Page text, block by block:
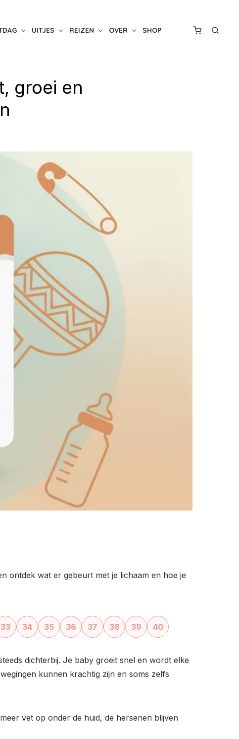
UITJES REIZEN OVER SHOP
groei en
ontdek wat er gebeurt met je lichaam en hoe je
33 34 35 36 37 38 39 40
dichterbij. Je baby groeit snel en wordt elke
kunnen krachtig zijn en soms zelfs
vet op onder de huid, de hersenen blijven